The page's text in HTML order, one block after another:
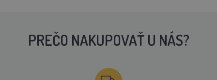
PREČO NAKUPOVAŤ U NÁS?